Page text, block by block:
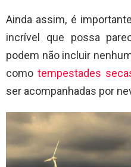
Ainda assim, é
incrível que possa
podem não incluir
como tempestades
ser acompanhadas por